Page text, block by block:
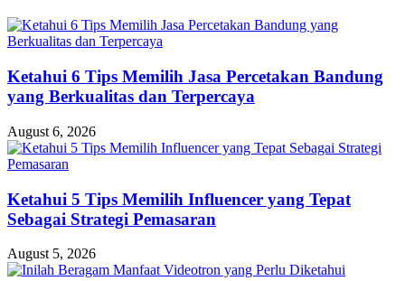
Ketahui 6 Tips Memilih Jasa Percetakan Bandung
yang Berkualitas dan Terpercaya
August 6, 2026
Ketahui 5 Tips Memilih Influencer yang Tepat
Sebagai Strategi Pemasaran
August 5, 2026